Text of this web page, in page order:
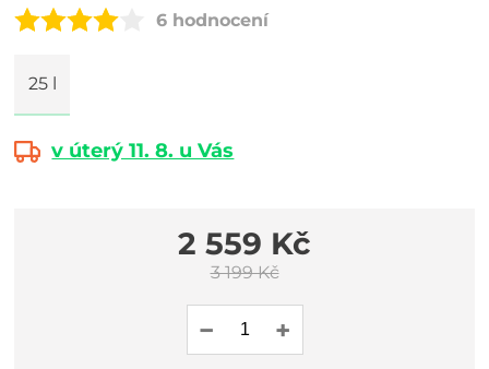
6 hodnocení
25 l
v úterý 11. 8. u Vás
2 559 Kč
3 199 Kč